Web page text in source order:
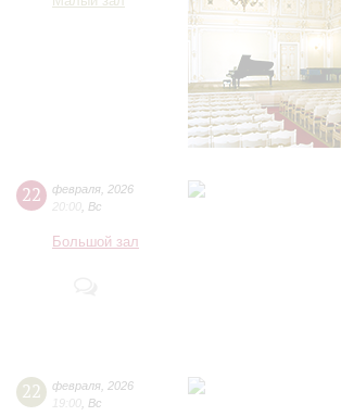
22 февраля 2026
20:00 Вс
Большой зал
22 февраля 2026
19:00 Вс